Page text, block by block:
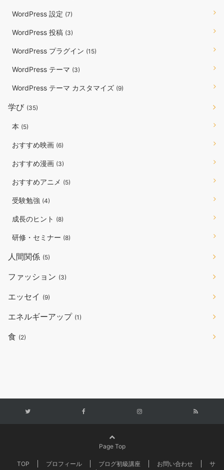
WordPress 設定 (7)
WordPress 投稿 (3)
WordPress プラグイン (15)
WordPress テーマ (3)
WordPress テーマ カスタマイズ (9)
学び (35)
本 (5)
おすすめ映画 (6)
おすすめ漫画 (3)
おすすめアニメ (5)
受験勉強 (4)
成長のヒント (8)
研修・セミナー (8)
人間関係 (5)
ファッション (3)
エッセイ (9)
エネルギーアップ (1)
食 (2)
Page Top
TOP プロフィール ブログ初級講座 お問い合わせ
サ